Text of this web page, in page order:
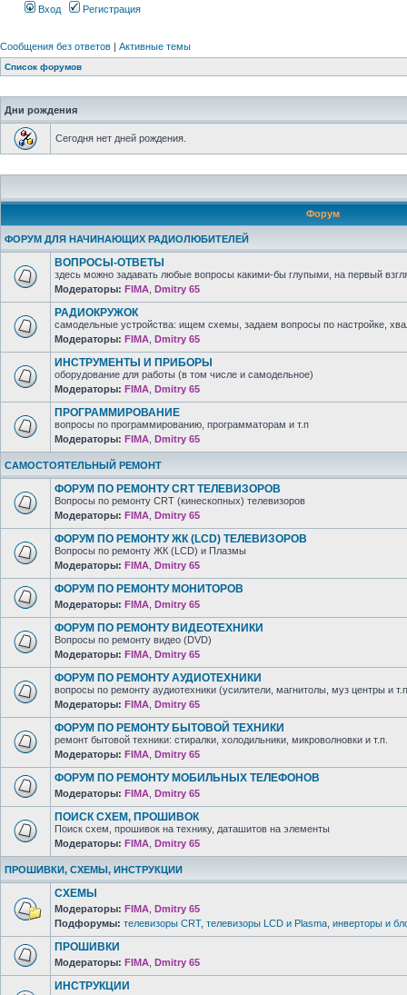
Вход Регистрация
Сообщения без ответов | Активные темы
Список форумов
Дни рождения
Сегодня нет дней рождения.
Форум
ФОРУМ ДЛЯ НАЧИНАЮЩИХ РАДИОЛЮБИТЕЛЕЙ
ВОПРОСЫ-ОТВЕТЫ
здесь можно задавать любые вопросы какими-бы глупыми, на первый
Модераторы: FIMA Dmitry 65
РАДИОКРУЖОК
самодельные устройства: ищем схемы, задаем вопросы по настройке,
Модераторы: FIMA Dmitry 65
ИНСТРУМЕНТЫ И ПРИБОРЫ
оборудование для работы (в том числе и самодельное)
Модераторы: FIMA Dmitry 65
ПРОГРАММИРОВАНИЕ
вопросы по программированию, программаторам и т.п
Модераторы: FIMA Dmitry 65
САМОСТОЯТЕЛЬНЫЙ РЕМОНТ
ФОРУМ ПО РЕМОНТУ CRT ТЕЛЕВИЗОРОВ
Вопросы по ремонту CRT (кинескопных) телевизоров
Модераторы: FIMA Dmitry 65
ФОРУМ ПО РЕМОНТУ ЖК (LCD) ТЕЛЕВИЗОРОВ
Вопросы по ремонту ЖК (LCD) и Плазмы
Модераторы: FIMA Dmitry 65
ФОРУМ ПО РЕМОНТУ МОНИТОРОВ
Модераторы: FIMA Dmitry 65
ФОРУМ ПО РЕМОНТУ ВИДЕОТЕХНИКИ
Вопросы по ремонту видео (DVD)
Модераторы: FIMA Dmitry 65
ФОРУМ ПО РЕМОНТУ АУДИОТЕХНИКИ
вопросы по ремонту аудиотехники (усилители, магнитолы, муз центры и
Модераторы: FIMA Dmitry 65
ФОРУМ ПО РЕМОНТУ БЫТОВОЙ ТЕХНИКИ
ремонт бытовой техники: стиралки, холодильники, микроволновки и т.п.
Модераторы: FIMA Dmitry 65
ФОРУМ ПО РЕМОНТУ МОБИЛЬНЫХ ТЕЛЕФОНОВ
Модераторы: FIMA Dmitry 65
ПОИСК СХЕМ, ПРОШИВОК
Поиск схем, прошивок на технику, даташитов на элементы
Модераторы: FIMA Dmitry 65
ПРОШИВКИ, СХЕМЫ, ИНСТРУКЦИИ
СХЕМЫ
Модераторы: FIMA Dmitry 65
Подфорумы: телевизоры CRT, телевизоры LCD и Plasma инверторы и
ПРОШИВКИ
Модераторы: FIMA Dmitry 65
ИНСТРУКЦИИ